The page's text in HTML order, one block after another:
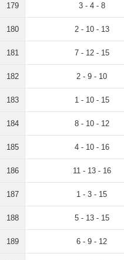
179 3 - 4 - 8
180 2 - 10 - 13
181 7 - 12 - 15
182 2 - 9 - 10
183 1 - 10 - 15
184 8 - 10 - 12
185 4 - 10 - 16
186 11 - 13 - 16
187 1 - 3 - 15
188 5 - 13 - 15
189 6 - 9 - 12